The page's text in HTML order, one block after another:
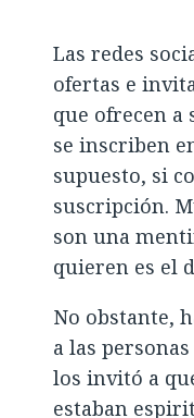
Las redes
ofertas e
que ofrecen a
se inscriben
supuesto, si
suscripción.
son una
quieren es el
No obstante,
a las
los invitó a
estaban